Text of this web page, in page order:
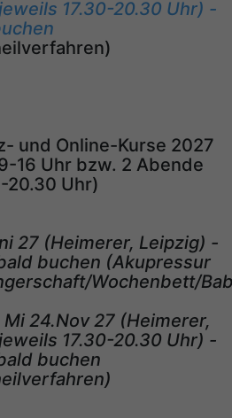
17.30-20.30 Uhr) -
und Online-Kurse 2027
16 Uhr bzw. 2 Abende
20.30 Uhr)
27 (Heimerer, Leipzig) -
buchen (Akupressur
Wochenbett/
Mi 24.Nov 27 (Heimerer,
17.30-20.30 Uhr) -
buchen